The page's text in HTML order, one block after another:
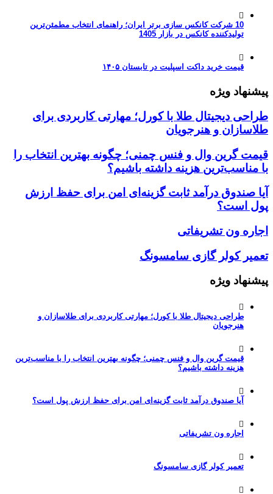
10 شرکت کانکس سازی برتر ایران؛ راهنمای انتخاب مطمئن‌ترین
تولیدکننده کانکس در بازار 1405
قیمت خرید داکت اسپلیت در تابستان ۱۴۰۵
پیشنهاد ویژه
طراحی دیجیتال طلا با کورل؛ مهارتی کاربردی برای
طلاسازان و هنرجویان
قیمت گرین وال و فنس چمنی؛ چگونه بهترین انتخاب را
با مناسب‌ترین هزینه داشته باشیم؟
آیا صندوق درآمد ثابت گزینه‌ای امن برای حفظ ارزش
پول است؟
اجاره ون تشریفاتی
تعمیر کولر گازی سامسونگ
پیشنهاد ویژه
طراحی دیجیتال طلا با کورل؛ مهارتی کاربردی برای طلاسازان و
هنرجویان
قیمت گرین وال و فنس چمنی؛ چگونه بهترین انتخاب را با مناسب‌ترین
هزینه داشته باشیم؟
آیا صندوق درآمد ثابت گزینه‌ای امن برای حفظ ارزش پول است؟
اجاره ون تشریفاتی
تعمیر کولر گازی سامسونگ